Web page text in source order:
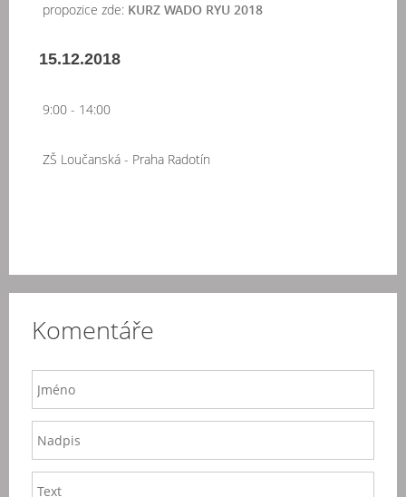
propozice zde: KURZ WADO RYU 2018
15.12.2018
9:00 - 14:00
ZŠ Loučanská - Praha Radotín
Komentáře